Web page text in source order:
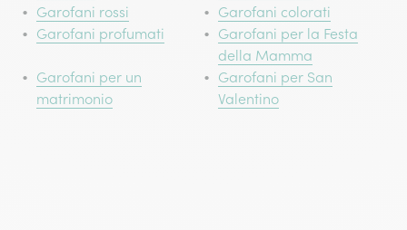
Garofani rossi
Garofani colorati
Garofani profumati
Garofani per la Festa
della Mamma
Garofani per un
matrimonio
Garofani per San
Valentino